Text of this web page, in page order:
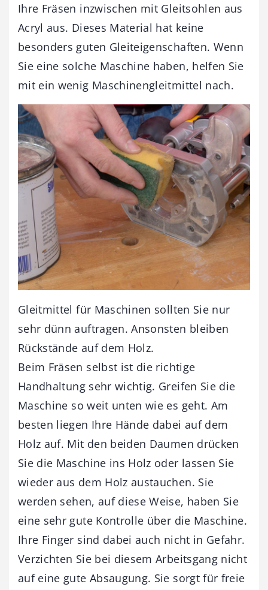
Ihre Fräsen inzwischen mit Gleitsohlen aus
Acryl aus. Dieses Material hat keine
besonders guten Gleiteigenschaften. Wenn
Sie eine solche Maschine haben, helfen Sie
mit ein wenig Maschinengleitmittel nach.
Gleitmittel für Maschinen sollten Sie nur
sehr dünn auftragen. Ansonsten bleiben
Rückstände auf dem Holz.
Beim Fräsen selbst ist die richtige
Handhaltung sehr wichtig. Greifen Sie die
Maschine so weit unten wie es geht. Am
besten liegen Ihre Hände dabei auf dem
Holz auf. Mit den beiden Daumen drücken
Sie die Maschine ins Holz oder lassen Sie
wieder aus dem Holz austauchen. Sie
werden sehen, auf diese Weise, haben Sie
eine sehr gute Kontrolle über die Maschine.
Ihre Finger sind dabei auch nicht in Gefahr.
Verzichten Sie bei diesem Arbeitsgang nicht
auf eine gute Absaugung. Sie sorgt für freie